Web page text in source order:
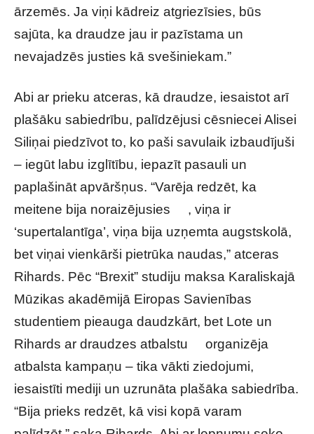
ārzemēs. Ja viņi kādreiz atgriezīsies, būs
sajūta, ka draudze jau ir pazīstama un
nevajadzēs justies kā svešiniekam.”
Abi ar prieku atceras, kā draudze, iesaistot arī
plašāku sabiedrību, palīdzējusi cēsniecei Alisei
Siliņai piedzīvot to, ko paši savulaik izbaudījuši
– iegūt labu izglītību, iepazīt pasauli un
paplašināt apvāršņus. “Varēja redzēt, ka
meitene bija noraizējusies , viņa ir
‘supertalantīga’, viņa bija uzņemta augstskolā,
bet viņai vienkārši pietrūka naudas,” atceras
Rihards. Pēc “Brexit” studiju maksa Karaliskajā
Mūzikas akadēmijā Eiropas Savienības
studentiem pieauga daudzkārt, bet Lote un
Rihards ar draudzes atbalstu organizēja
atbalsta kampaņu – tika vākti ziedojumi,
iesaistīti mediji un uzrunāta plašāka sabiedrība.
“Bija prieks redzēt, kā visi kopā varam